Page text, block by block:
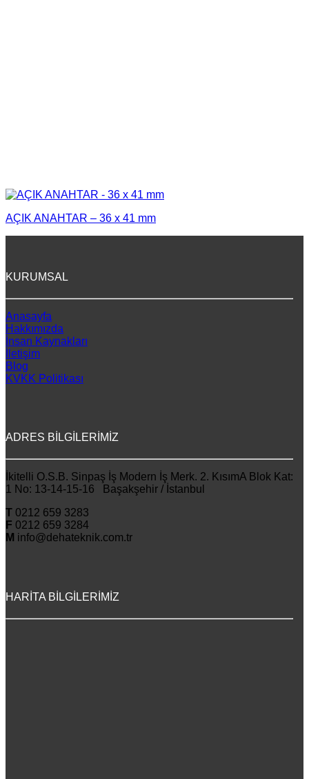
AÇIK ANAHTAR – 36 x 41 mm
KURUMSAL
Anasayfa
Hakkımızda
İnsan Kaynakları
İletişim
Blog
KVKK Politikası
ADRES BİLGİLERİMİZ
İkitelli O.S.B. Sinpaş İş Modern İş Merk. 2. KısımA Blok Kat:
1 No: 13-14-15-16 Başakşehir / İstanbul
T 0212 659 3283
F 0212 659 3284
M info@dehateknik.com.tr
HARİTA BİLGİLERİMİZ